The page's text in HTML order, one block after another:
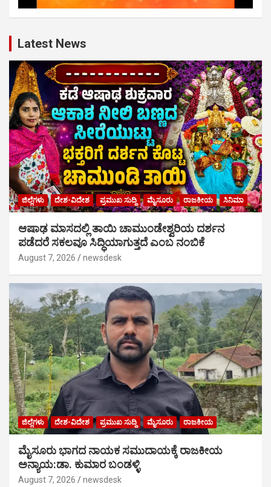
Latest News
ಜಿಲ್ಲೆಗಳು ದೇಶ-ವಿದೇಶ ಪ್ರಮುಖ ಸುದ್ದಿ ಮೈಸೂರು ರಾಜಕೀಯ ಸಿನಿಮಾ
ಆಷಾಢ ಮಾಸದಲ್ಲಿ ತಾಯಿ ಚಾಮುಂಡೇಶ್ವರಿಯ ದರ್ಶನ
ಪಡೆದರೆ ಸಕಲವೂ ಸಿದ್ಧಿಯಾಗುತ್ತದೆ ಎಂಬ ನಂಬಿಕೆ
August 7, 2026 newsdesk
ಜಿಲ್ಲೆಗಳು ದೇಶ-ವಿದೇಶ ಪ್ರಮುಖ ಸುದ್ದಿ ಮೈಸೂರು ರಾಜಕೀಯ
ಮೈಸೂರು ಭಾಗದ ನಾಯಕ ಸಮುದಾಯಕ್ಕೆ ರಾಜಕೀಯ
ಅನ್ಯಾಯ:ಡಾ. ಕುಮಾರ ಬಂಡಳ್ಳಿ
August 7, 2026 newsdesk